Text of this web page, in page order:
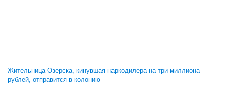
Жительница Озерска, кинувшая наркодилера на три миллиона
рублей, отправится в колонию